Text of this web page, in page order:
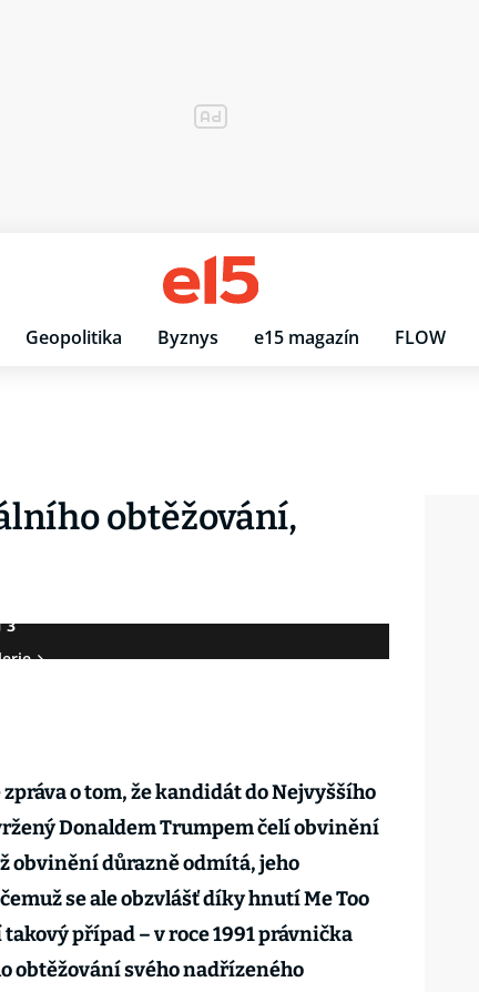
Geopolitika Byznys e15 magazín FLOW
obtěžování,
3
o tom, že kandidát do Nejvyššího
Donaldem Trumpem čelí obvinění
obvinění důrazně odmítá, jeho
se ale obzvlášť díky hnutí Me Too
případ – v roce 1991 právnička
obtěžování svého nadřízeného